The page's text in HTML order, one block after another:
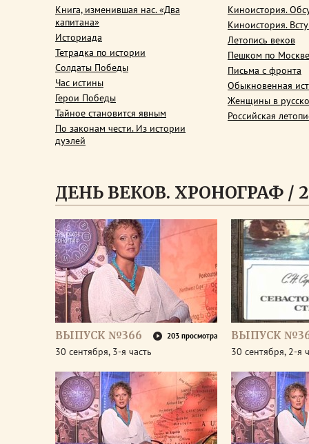
Книга, изменившая нас. «Два
капитана»
Историада
Тетрадка по истории
Солдаты Победы
Час истины
Герои Победы
Тайное становится явным
По законам чести. Из истории
дуэлей
Киноистория.
Киноистория.
Летопись веков
Пешком по Москве
Письма с фронта
Обыкновенная
Женщины в
Российская
ДЕНЬ ВЕКОВ. ХРОНОГРАФ /
ВЫПУСК №366 203 просмотра
30 сентября, 3-я часть
ВЫПУСК
30 сентября, 2-я